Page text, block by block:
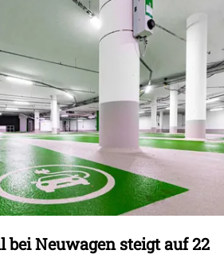
Neuwagen steigt auf 22